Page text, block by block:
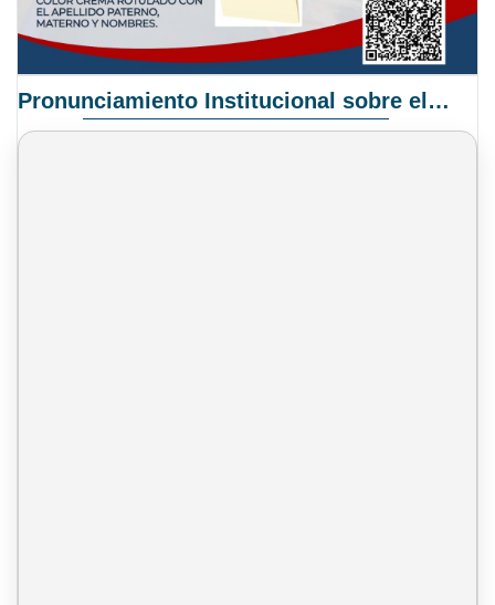
Pronunciamiento Institucional sobre el Proyecto de Ley N° 068/2025-2026 C.S.